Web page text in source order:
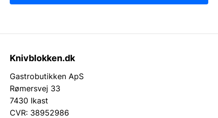
Knivblokken.dk
Gastrobutikken ApS
Rømersvej 33
7430 Ikast
CVR: 38952986